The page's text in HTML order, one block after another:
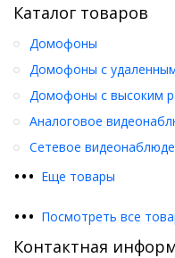
Каталог товаров
••• Еще товары
Домофоны
Домофоны с
Домофоны с высоким
Аналоговое
Сетевое
••• Посмотреть все
Контактная